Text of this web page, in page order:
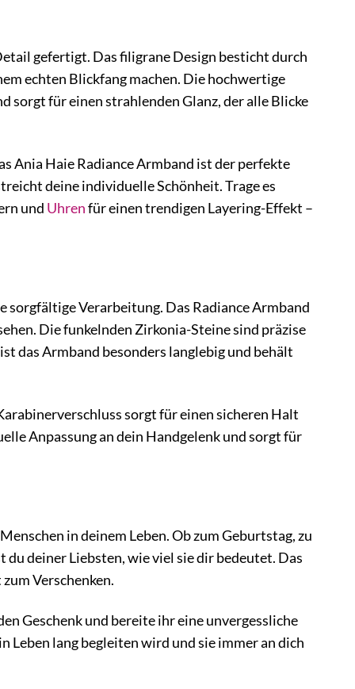
gefertigt. Das filigrane Design besticht durch
echten Blickfang machen. Die hochwertige
sorgt für einen strahlenden Glanz, der alle Blicke
Ania Haie Radiance Armband ist der perfekte
deine individuelle Schönheit. Trage es
und Uhrenfür einen trendigen Layering-Effekt –
Verarbeitung. Das Radiance Armband
Die funkelnden Zirkonia-Steine sind präzise
das Armband besonders langlebig und behält
sorgt für einen sicheren Halt
Anpassung an dein Handgelenk und sorgt für
in deinem Leben. Ob zum Geburtstag, zu
du deiner Liebsten, wie viel sie dir bedeutet. Das
Verschenken.
Geschenk und bereite ihr eine unvergessliche
Leben lang begleiten wird und sie immer an dich